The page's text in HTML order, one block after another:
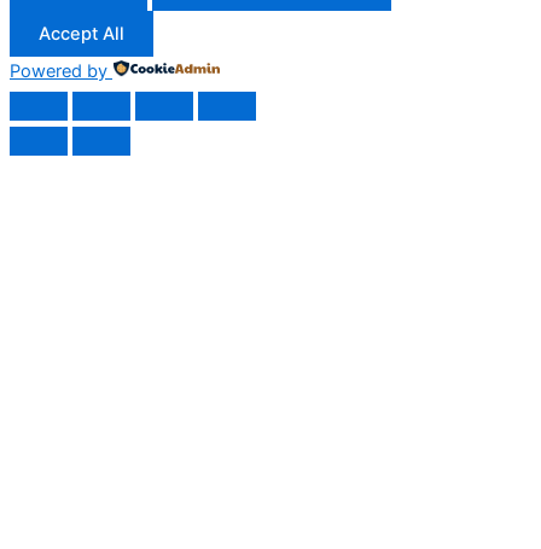
Accept All
Powered by